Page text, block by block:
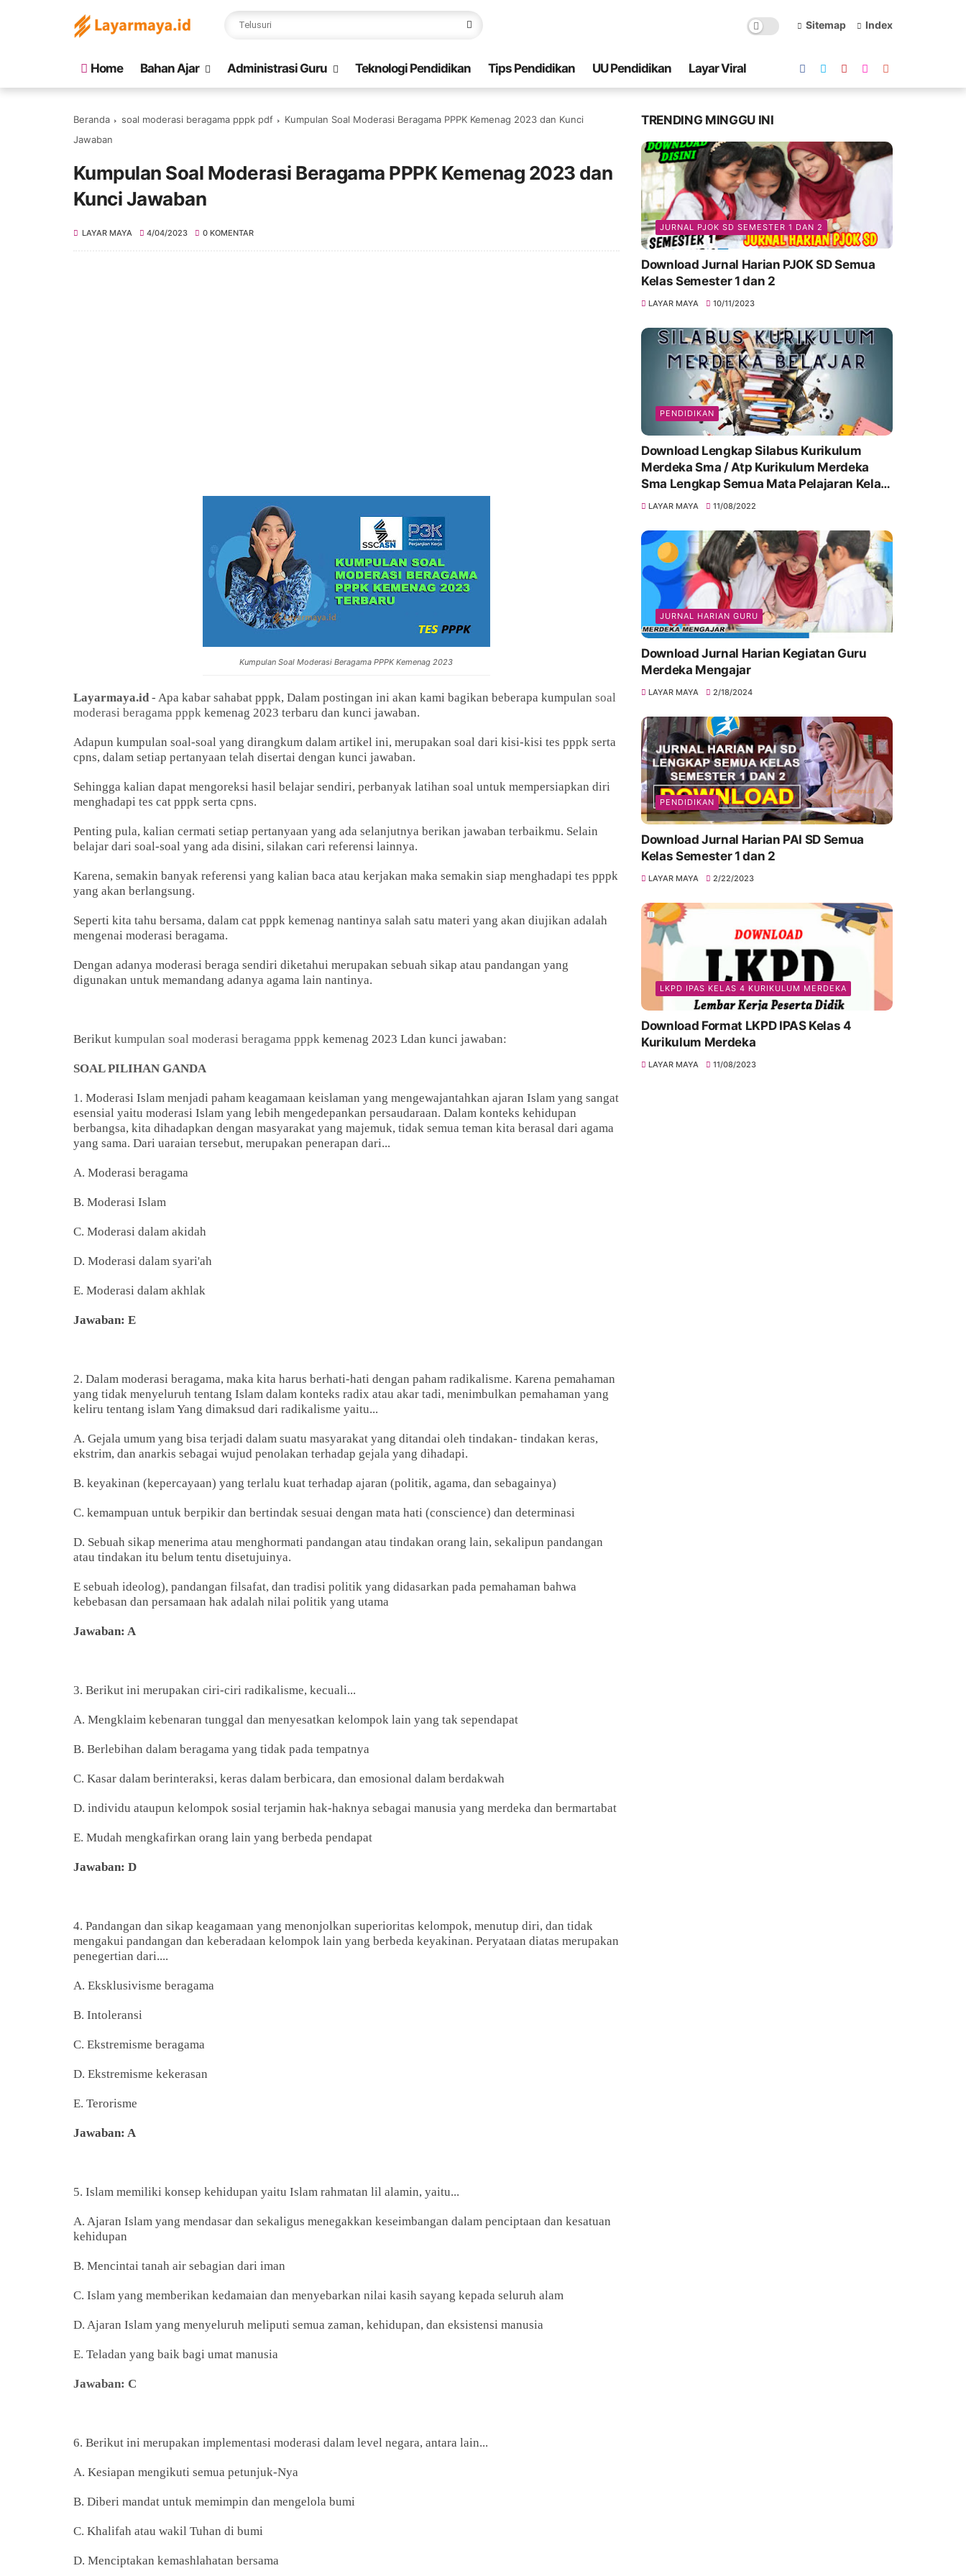
Sitemap Index
Home Bahan Ajar Administrasi Guru Teknologi Pendidikan Tips Pendidikan UU Pendidikan Layar Viral
Beranda soal moderasi beragama pppk pdf
Kumpulan Soal Moderasi Beragama PPPK Kemenag 2023 dan Kunci
Jawaban
Kumpulan Soal Moderasi Beragama PPPK Kemenag 2023 dan
Kunci Jawaban
LAYAR MAYA 4/04/2023 0 KOMENTAR
Kumpulan Soal Moderasi Beragama PPPK Kemenag 2023
Layarmaya.id- Apa kabar sahabat pppk, Dalam postingan ini akan kami bagikan beberapa kumpulan soal
moderasi beragama pppk kemenag 2023 terbaru dan kunci jawaban.
Adapun kumpulan soal-soal yang dirangkum dalam artikel ini, merupakan soal dari kisi-kisi tes pppk serta
cpns, dalam setiap pertanyaan telah disertai dengan kunci jawaban.
Sehingga kalian dapat mengoreksi hasil belajar sendiri, perbanyak latihan soal untuk mempersiapkan diri
menghadapi tes cat pppk serta cpns.
Penting pula, kalian cermati setiap pertanyaan yang ada selanjutnya berikan jawaban terbaikmu. Selain
belajar dari soal-soal yang ada disini, silakan cari referensi lainnya.
Karena, semakin banyak referensi yang kalian baca atau kerjakan maka semakin siap menghadapi tes pppk
yang akan berlangsung.
Seperti kita tahu bersama, dalam cat pppk kemenag nantinya salah satu materi yang akan diujikan adalah
mengenai moderasi beragama.
Dengan adanya moderasi beraga sendiri diketahui merupakan sebuah sikap atau pandangan yang
digunakan untuk memandang adanya agama lain nantinya.
Berikut kumpulan soal moderasi beragama pppk kemenag 2023 Ldan kunci jawaban:
SOAL PILIHAN GANDA
1. Moderasi Islam menjadi paham keagamaan keislaman yang mengewajantahkan ajaran Islam yang sangat
esensial yaitu moderasi Islam yang lebih mengedepankan persaudaraan. Dalam konteks kehidupan
berbangsa, kita dihadapkan dengan masyarakat yang majemuk, tidak semua teman kita berasal dari agama
yang sama. Dari uaraian tersebut, merupakan penerapan dari...
A. Moderasi beragama
B. Moderasi Islam
C. Moderasi dalam akidah
D. Moderasi dalam syari'ah
E. Moderasi dalam akhlak
Jawaban: E
2. Dalam moderasi beragama, maka kita harus berhati-hati dengan paham radikalisme. Karena pemahaman
yang tidak menyeluruh tentang Islam dalam konteks radix atau akar tadi, menimbulkan pemahaman yang
keliru tentang islam Yang dimaksud dari radikalisme yaitu...
A. Gejala umum yang bisa terjadi dalam suatu masyarakat yang ditandai oleh tindakan- tindakan keras,
ekstrim, dan anarkis sebagai wujud penolakan terhadap gejala yang dihadapi.
B. keyakinan (kepercayaan) yang terlalu kuat terhadap ajaran (politik, agama, dan sebagainya)
C. kemampuan untuk berpikir dan bertindak sesuai dengan mata hati (conscience) dan determinasi
D. Sebuah sikap menerima atau menghormati pandangan atau tindakan orang lain, sekalipun pandangan
atau tindakan itu belum tentu disetujuinya.
E sebuah ideolog), pandangan filsafat, dan tradisi politik yang didasarkan pada pemahaman bahwa
kebebasan dan persamaan hak adalah nilai politik yang utama
Jawaban: A
3. Berikut ini merupakan ciri-ciri radikalisme, kecuali...
A. Mengklaim kebenaran tunggal dan menyesatkan kelompok lain yang tak sependapat
B. Berlebihan dalam beragama yang tidak pada tempatnya
C. Kasar dalam berinteraksi, keras dalam berbicara, dan emosional dalam berdakwah
D. individu ataupun kelompok sosial terjamin hak-haknya sebagai manusia yang merdeka dan bermartabat
E. Mudah mengkafirkan orang lain yang berbeda pendapat
Jawaban: D
4. Pandangan dan sikap keagamaan yang menonjolkan superioritas kelompok, menutup diri, dan tidak
mengakui pandangan dan keberadaan kelompok lain yang berbeda keyakinan. Peryataan diatas merupakan
penegertian dari....
A. Eksklusivisme beragama
B. Intoleransi
C. Ekstremisme beragama
D. Ekstremisme kekerasan
E. Terorisme
Jawaban: A
5. Islam memiliki konsep kehidupan yaitu Islam rahmatan lil alamin, yaitu...
A. Ajaran Islam yang mendasar dan sekaligus menegakkan keseimbangan dalam penciptaan dan kesatuan
kehidupan
B. Mencintai tanah air sebagian dari iman
C. Islam yang memberikan kedamaian dan menyebarkan nilai kasih sayang kepada seluruh alam
D. Ajaran Islam yang menyeluruh meliputi semua zaman, kehidupan, dan eksistensi manusia
E. Teladan yang baik bagi umat manusia
Jawaban: C
6. Berikut ini merupakan implementasi moderasi dalam level negara, antara lain...
A. Kesiapan mengikuti semua petunjuk-Nya
B. Diberi mandat untuk memimpin dan mengelola bumi
C. Khalifah atau wakil Tuhan di bumi
D. Menciptakan kemashlahatan bersama
TRENDING MINGGU INI
JURNAL PJOK SD SEMESTER 1 DAN 2
Download Jurnal Harian PJOK SD Semua
Kelas Semester 1 dan 2
LAYAR MAYA 10/11/2023
PENDIDIKAN
Download Lengkap Silabus Kurikulum
Merdeka Sma / Atp Kurikulum Merdeka
Sma Lengkap Semua Mata Pelajaran Kelas
10, 11 & 12
LAYAR MAYA 11/08/2022
JURNAL HARIAN GURU
Download Jurnal Harian Kegiatan Guru
Merdeka Mengajar
LAYAR MAYA 2/18/2024
PENDIDIKAN
Download Jurnal Harian PAI SD Semua
Kelas Semester 1 dan 2
LAYAR MAYA 2/22/2023
LKPD IPAS KELAS 4 KURIKULUM MERDEKA
Download Format LKPD IPAS Kelas 4
Kurikulum Merdeka
LAYAR MAYA 11/08/2023